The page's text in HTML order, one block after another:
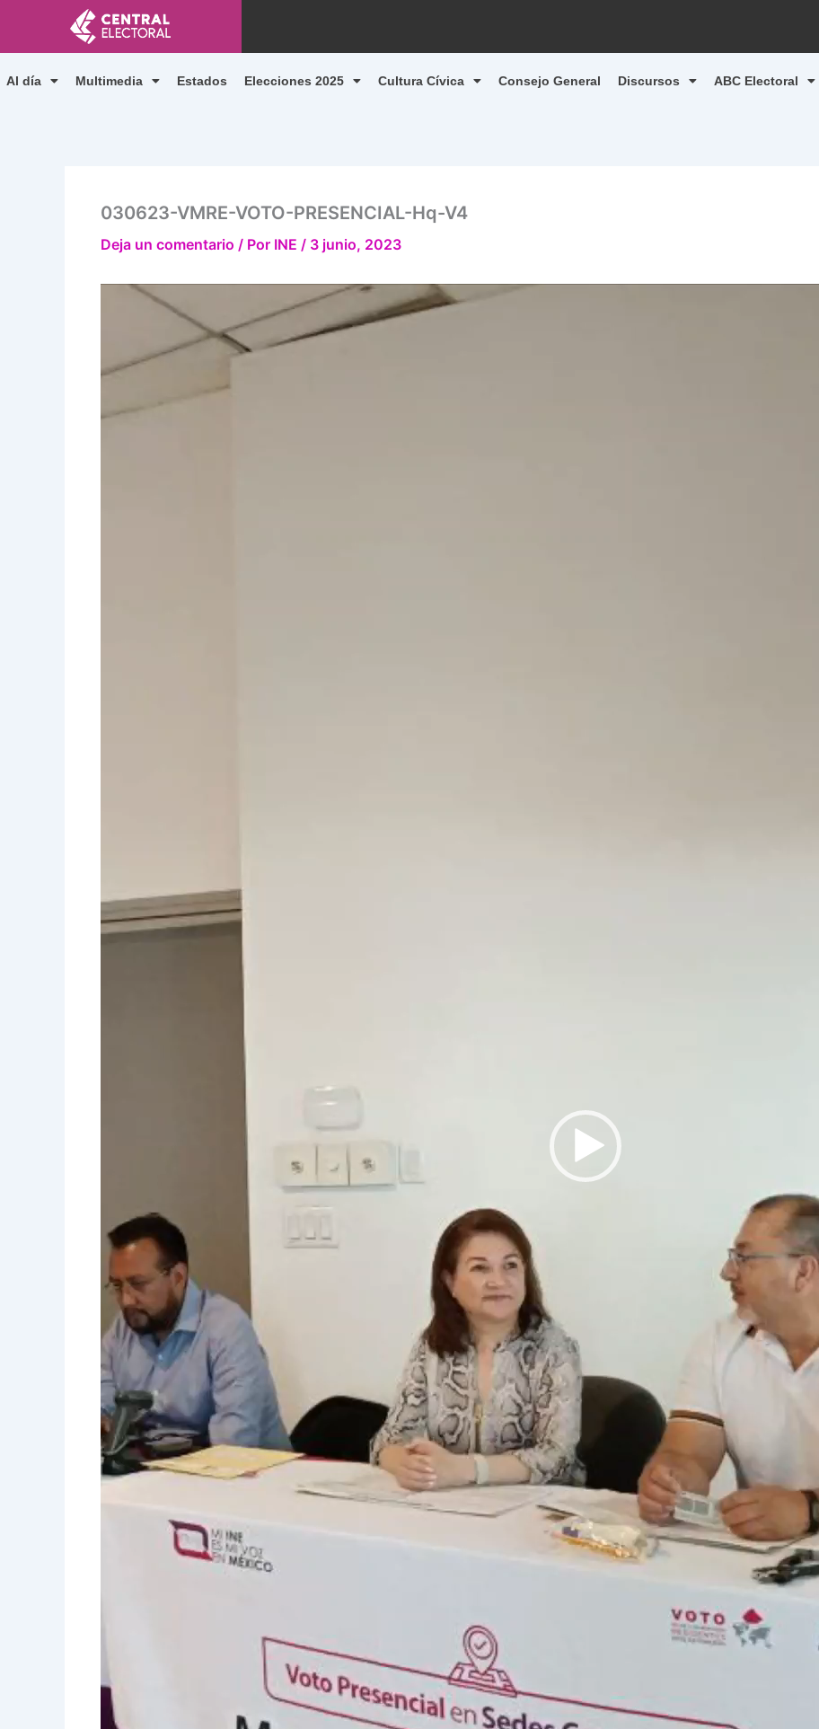
contenido
Al día Multimedia Estados Elecciones 2025 Cultura Cívica Consejo General Discursos ABC Electoral
030623-VMRE-VOTO-PRESENCIAL-Hq-V4
Deja un comentario / Por INE / 3 junio, 2023
Reproductor